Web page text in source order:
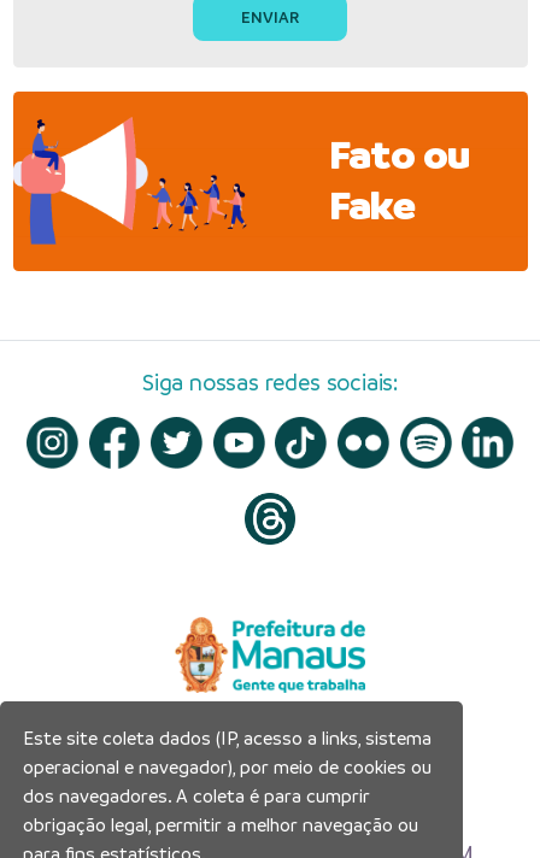
Fato ou
Fake
Siga nossas redes sociais:
Prefeitura Municipal de Manaus
Município de Manaus
CNPJ:04.365.326.0001-73
Este site coleta dados (IP, acesso a links, sistema
operacional e navegador), por meio de cookies ou
dos navegadores. A coleta é para cumprir
obrigação legal, permitir a melhor navegação ou